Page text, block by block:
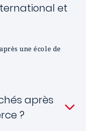
et
une école de
après
?